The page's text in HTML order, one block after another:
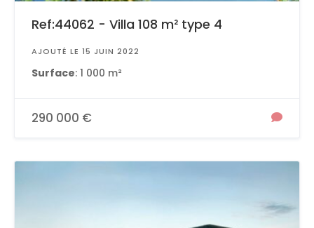
Ref:44062 - Villa 108 m² type 4
AJOUTÉ LE 15 JUIN 2022
Surface: 1 000 m²
290 000 €